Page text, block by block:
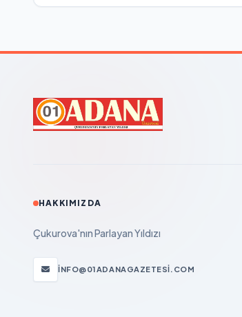
HAKKIMIZDA
Çukurova'nın Parlayan Yıldızı
INFO@01ADANAGAZETESI.COM